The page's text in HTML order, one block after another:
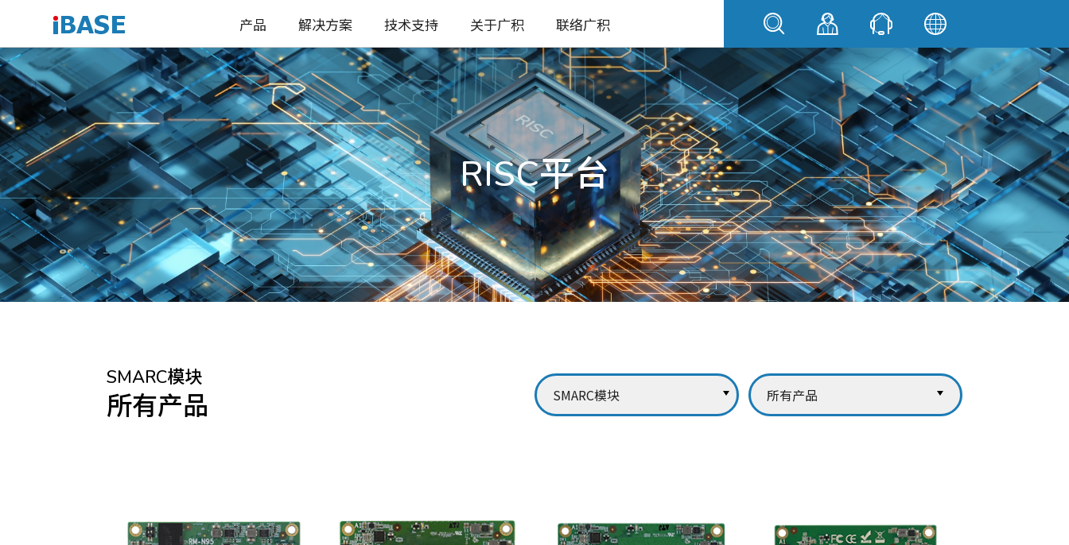
产品 解决方案 技术支持 关于广积 联络广积
RISC平台
SMARC模块
所有产品